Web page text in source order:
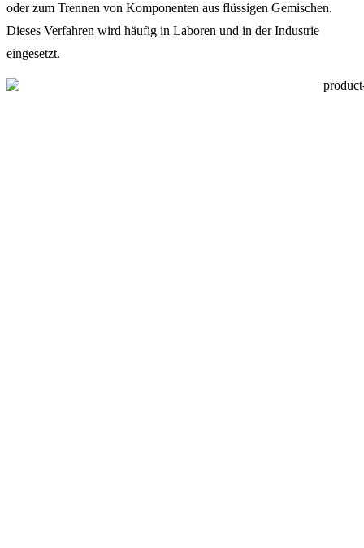
oder zum Trennen von Komponenten aus flüssigen Gemischen.
Dieses Verfahren wird häufig in Laboren und in der Industrie
eingesetzt.